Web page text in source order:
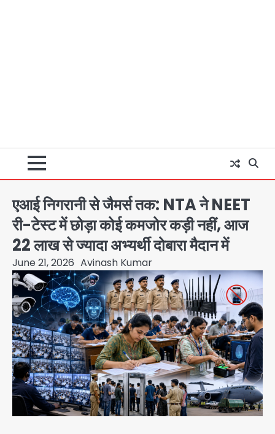
एआई निगरानी से जैमर्स तक: NTA ने NEET
री-टेस्ट में छोड़ा कोई कमजोर कड़ी नहीं, आज
22 लाख से ज्यादा अभ्यर्थी दोबारा मैदान में
June 21, 2026 Avinash Kumar